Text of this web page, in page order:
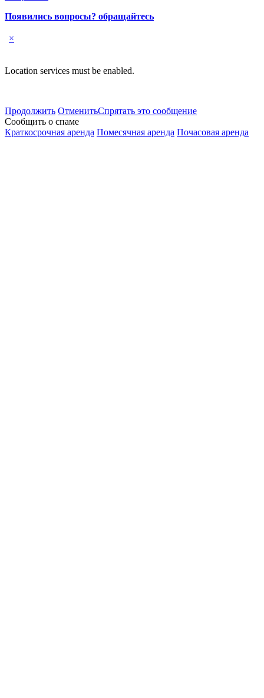
Появились вопросы? обращайтесь
×
Location services must be enabled.
Продолжить ОтменитьСпрятать это сообщение
Сообщить о спаме
Краткосрочная аренда Помесячная аренда Почасовая аренда